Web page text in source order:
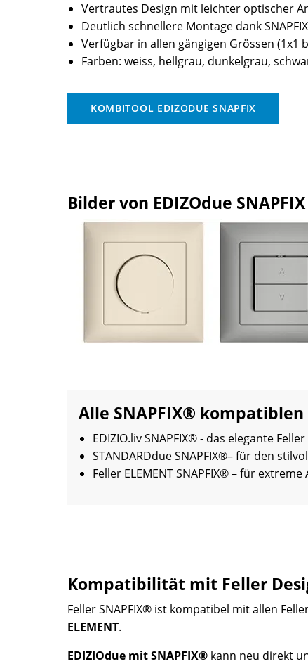
Vertrautes Design mit leichter optischer
Deutlich schnellere Montage dank
Verfügbar in allen gängigen Grössen (1x1
Farben: weiss, hellgrau, dunkelgrau,
KOMBITOOL EDIZODUE SNAPFIX
Bilder von EDIZOdue
Alle SNAPFIX®
EDIZIO.liv SNAPFIX® - das elegante
STANDARDdue SNAPFIX®– für den
Feller ELEMENT SNAPFIX® – für
Kompatibilität mit Feller
Feller SNAPFIX® ist kompatibel mit allen
ELEMENT.
EDIZIOdue mit SNAPFIX® kann neu direkt